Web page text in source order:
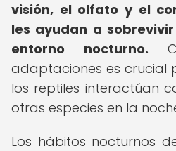
visión, el olfato y el
les ayudan a
entorno nocturno.
adaptaciones es crucial
los reptiles interactúan
otras especies en la
Los hábitos nocturnos